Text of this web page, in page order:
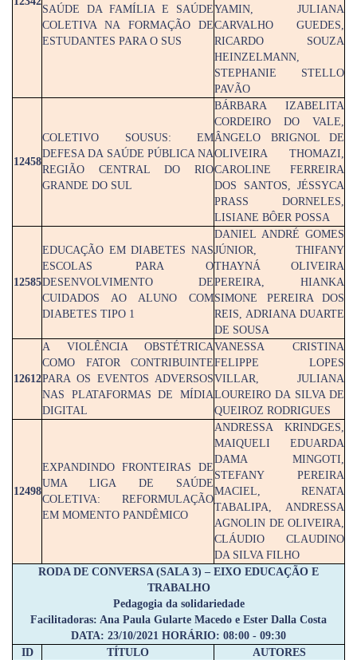
SAÚDE DA FAMÍLIA E SAÚDE
COLETIVA NA FORMAÇÃO DE
ESTUDANTES PARA O SUS
YAMIN, JULIANA
CARVALHO GUEDES,
RICARDO SOUZA
HEINZELMANN,
STEPHANIE STELLO
PAVÃO
12458
COLETIVO SOUSUS: EM
DEFESA DA SAÚDE PÚBLICA NA
REGIÃO CENTRAL DO RIO
GRANDE DO SUL
BÁRBARA IZABELITA
CORDEIRO DO VALE,
ÂNGELO BRIGNOL DE
OLIVEIRA THOMAZI,
CAROLINE FERREIRA
DOS SANTOS, JÉSSYCA
PRASS DORNELES,
LISIANE BÔER POSSA
12585
EDUCAÇÃO EM DIABETES NAS
ESCOLAS PARA O
DESENVOLVIMENTO DE
CUIDADOS AO ALUNO COM
DIABETES TIPO 1
DANIEL ANDRÉ GOMES
JÚNIOR, THIFANY
THAYNÁ OLIVEIRA
PEREIRA, HIANKA
SIMONE PEREIRA DOS
REIS, ADRIANA DUARTE
DE SOUSA
12612
A VIOLÊNCIA OBSTÉTRICA
COMO FATOR CONTRIBUINTE
PARA OS EVENTOS ADVERSOS
NAS PLATAFORMAS DE MÍDIA
DIGITAL
VANESSA CRISTINA
FELIPPE LOPES
VILLAR, JULIANA
LOUREIRO DA SILVA DE
QUEIROZ RODRIGUES
12498
EXPANDINDO FRONTEIRAS DE
UMA LIGA DE SAÚDE
COLETIVA: REFORMULAÇÃO
EM MOMENTO PANDÊMICO
ANDRESSA KRINDGES,
MAIQUELI EDUARDA
DAMA MINGOTI,
STEFANY PEREIRA
MACIEL, RENATA
TABALIPA, ANDRESSA
AGNOLIN DE OLIVEIRA,
CLÁUDIO CLAUDINO
DA SILVA FILHO
RODA DE CONVERSA (SALA 3) – EIXO EDUCAÇÃO E
TRABALHO
Pedagogia da solidariedade
Facilitadoras: Ana Paula Gularte Macedo e Ester Dalla Costa
DATA: 23/10/2021 HORÁRIO: 08:00 - 09:30
ID
TÍTULO AUTORES